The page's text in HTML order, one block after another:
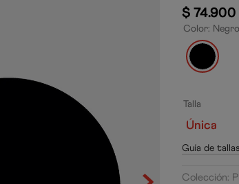
$ 74.900
Color: Negro
Talla
Única
Guía de tallas
Colección: